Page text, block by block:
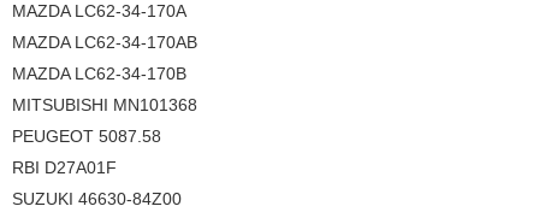
MAZDA LC62-34-170A
MAZDA LC62-34-170AB
MAZDA LC62-34-170B
MITSUBISHI MN101368
PEUGEOT 5087.58
RBI D27A01F
SUZUKI 46630-84Z00